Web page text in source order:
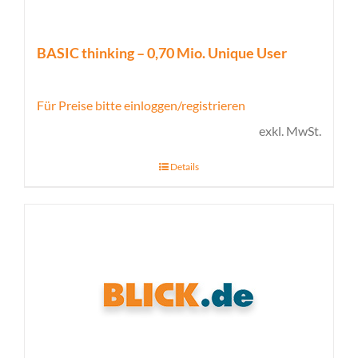
BASIC thinking – 0,70 Mio. Unique User
Für Preise bitte einloggen/registrieren
exkl. MwSt.
Details